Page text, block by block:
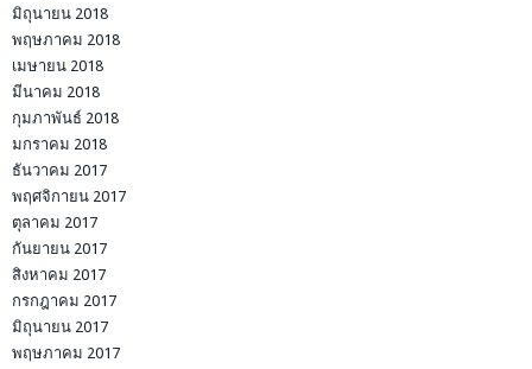
มิถุนายน 2018
พฤษภาคม 2018
เมษายน 2018
มีนาคม 2018
กุมภาพันธ์ 2018
มกราคม 2018
ธันวาคม 2017
พฤศจิกายน 2017
ตุลาคม 2017
กันยายน 2017
สิงหาคม 2017
กรกฎาคม 2017
มิถุนายน 2017
พฤษภาคม 2017